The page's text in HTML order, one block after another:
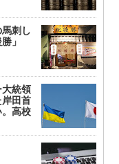
刺し
」
大統領
岸田首
高校